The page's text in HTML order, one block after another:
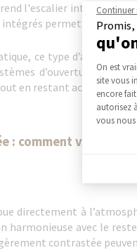
l'escalier intérieur,
permet
ce type
d’ouverture
en restant accueillante.
: comment valoriser
directement à
harmonieuse avec le
contrastée
Continuer
On est
site vous
encore
autorisez
vous